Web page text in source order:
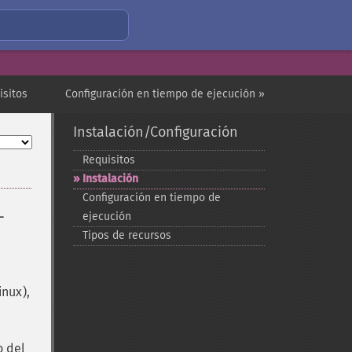
Configuración en tiempo de ejecución »
del
Instalación/Configuración
Requisitos
Instalación
Configuración en tiempo de
ejecución
Tipos de recursos